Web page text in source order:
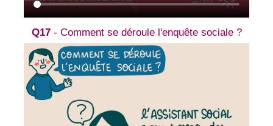
Q17- Comment se déroule l'enquête sociale ?